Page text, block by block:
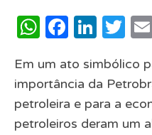
Em um ato simbólico
importância da
petroleira e para a
petroleiros deram um